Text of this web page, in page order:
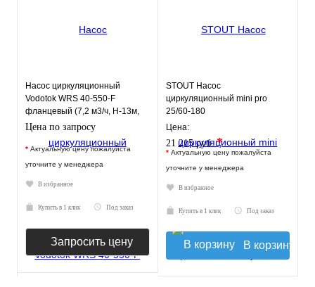
Насос циркуляционный
Vodotok WRS 40-550-F
фланцевый (7,2 м3/ч, Н-13м,
220мм)
Цена по запросу
* Актуальную цену пожалуйста
уточните у менеджера
В избранное
Купить в 1 клик Под заказ
Запросить цену
STOUT Насос
циркуляционный mini pro
25/60-180
Цена:
21 215 руб.*
* Актуальную цену пожалуйста
уточните у менеджера
В избранное
Купить в 1 клик Под заказ
В корзину